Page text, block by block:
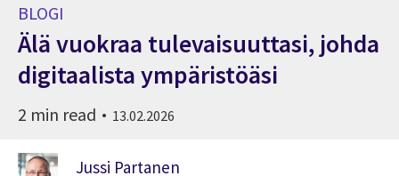
BLOGI
Älä vuokraa tulevaisuuttasi, johda
digitaalista ympäristöäsi
2 min read 13.02.2026
Jussi Partanen